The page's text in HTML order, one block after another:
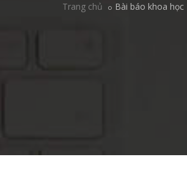
Trang chủ Bài báo khoa học